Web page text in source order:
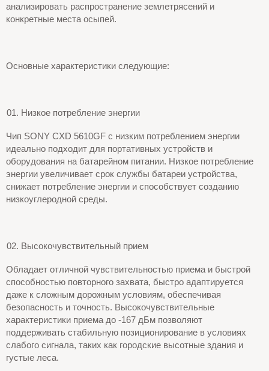
анализировать распространение землетрясений и
конкретные места осыпей.
Основные характеристики следующие:
Низкое потребление энергии
Чип SONY CXD 5610GF с низким потреблением энергии
идеально подходит для портативных устройств и
оборудования на батарейном питании. Низкое потребление
энергии увеличивает срок службы батареи устройства,
снижает потребление энергии и способствует созданию
низкоуглеродной среды.
Высокочувствительный прием
Обладает отличной чувствительностью приема и быстрой
способностью повторного захвата, быстро адаптируется
даже к сложным дорожным условиям, обеспечивая
безопасность и точность. Высокочувствительные
характеристики приема до -167 дБм позволяют
поддерживать стабильную позиционирование в условиях
слабого сигнала, таких как городские высотные здания и
густые леса.